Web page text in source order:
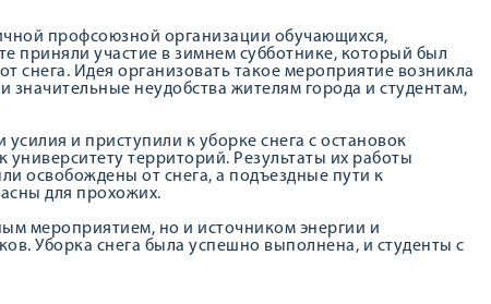
профсоюзной организации обучающихся,
приняли участие в зимнем субботнике, который был
снега. Идея организовать такое мероприятие возникла
значительные неудобства жителям города и студентам,
и приступили к уборке снега с остановок
территорий. Результаты их работы
освобождены от снега, а подъездные пути к
для прохожих.
мероприятием, но и источником энергии и
Уборка снега была успешно выполнена, и студенты с